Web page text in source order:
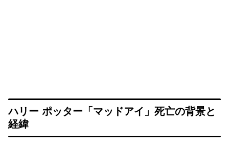
ハリー ポッター「マッドアイ」死亡の背景と
経緯